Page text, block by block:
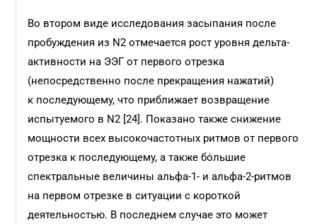
Во втором виде исследования засыпания после
пробуждения из N2 отмечается рост уровня дельта-
активности на ЭЭГ от первого отрезка
(непосредственно после прекращения нажатий)
к последующему, что приближает возвращение
испытуемого в N2 [24]. Показано также снижение
мощности всех высокочастотных ритмов от первого
отрезка к последующему, а также бόльшие
спектральные величины альфа-1- и альфа-2-ритмов
на первом отрезке в ситуации с короткой
деятельностью. В последнем случае это может